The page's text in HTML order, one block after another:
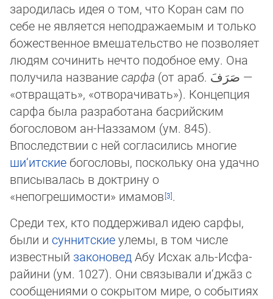
зародилась идея о том, что Коран сам по
себе не является неподражаемым и только
божественное вмешательство не позволяет
людям со­чи­нить нечто подобное ему. Она
получила названиесарфа (от араб. صَرَفَ —
«отвращать», «отворачивать»). Концепция
сар­фа была разработана басрийским
богословом ан-Наззамом (ум. 845).
Впоследствии с ней согласились многие
ши‘итские бо­го­сло­вы, поскольку она удачно
вписывалась в доктрину о
«непогрешимости» имамов
.
Среди тех, кто поддерживал идею сарфы,
были и суннитскиеулемы, в том числе
известный законовед Абу Исхак аль-Ис­фа­
райини (ум. 1027). Они связывали и‘джа̄з с
сообщениями о сокрытом мире, о событиях